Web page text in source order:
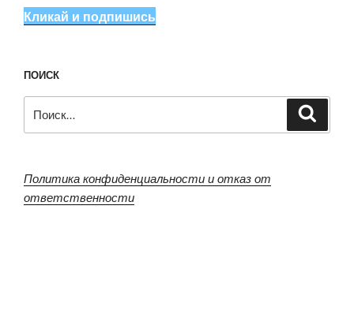
Кликай и подпишись
ПОИСК
Политика конфиденциальности и отказ от
ответственности